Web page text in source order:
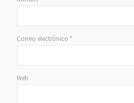
Correo electrónico *
Web